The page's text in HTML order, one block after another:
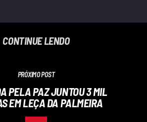
CONTINUE LENDO
PRÓXIMO POST
PELA PAZ JUNTOU 3 MIL
EM LEÇA DA PALMEIRA